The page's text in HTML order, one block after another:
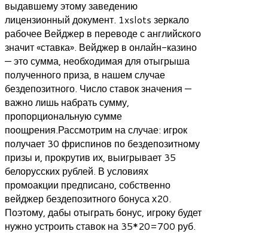
выдавшему этому заведению
лицензионный документ. 1xslots зеркало
рабочее Вейджер в переводе с английского
значит «ставка». Вейджер в онлайн-казино
— это сумма, необходимая для отыгрыша
полученного приза, в нашем случае
бездепозитного. Число ставок значения —
важно лишь набрать сумму,
пропорциональную сумме
поощрения.Рассмотрим на случае: игрок
получает 30 фриспинов по бездепозитному
призы и, прокрутив их, выигрывает 35
белорусских рублей. В условиях
промоакции предписано, собственно
вейджер бездепозитного бонуса х20.
Поэтому, дабы отыграть бонус, игроку будет
нужно устроить ставок на 35*20=700 руб.